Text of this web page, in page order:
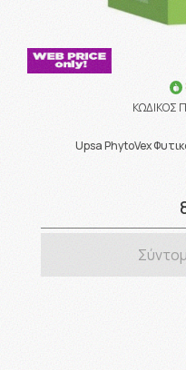
ΚΩΔΙΚΟΣ
Upsa PhytoVex